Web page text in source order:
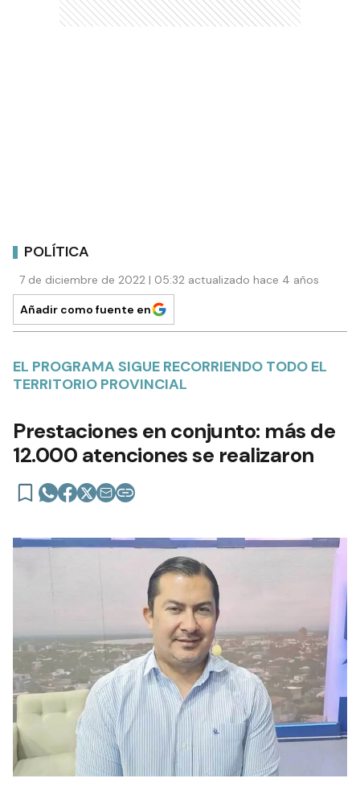
POLÍTICA
7 de diciembre de 2022 | 05:32 actualizado hace 4 años
Añadir como fuente en
EL PROGRAMA SIGUE RECORRIENDO TODO EL
TERRITORIO PROVINCIAL
Prestaciones en conjunto: más de
12.000 atenciones se realizaron